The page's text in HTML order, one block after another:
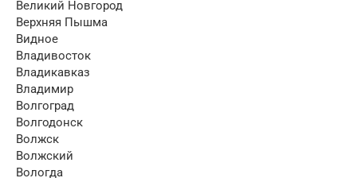
Великий Новгород
Верхняя Пышма
Видное
Владивосток
Владикавказ
Владимир
Волгоград
Волгодонск
Волжск
Волжский
Вологда